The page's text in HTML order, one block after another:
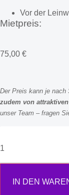
Vor der
Mietpreis:
75,00 €
Der Preis kann je nach
zudem von
unser Team – fragen
IN DEN